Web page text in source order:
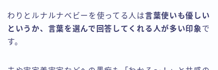
わりとルナルナベビーを使ってる人は言葉使いも優しい
というか、言葉を選んで回答してくれる人が多い印象で
す。